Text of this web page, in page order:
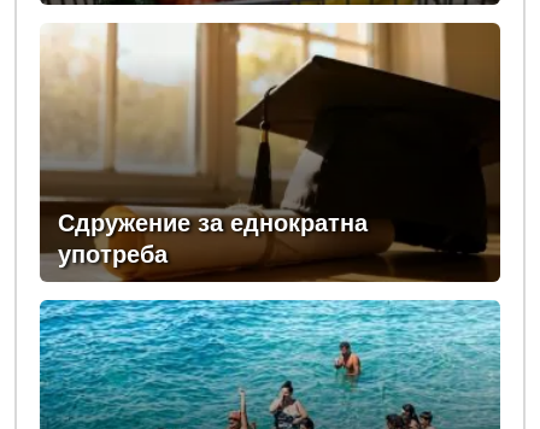
Сдружение за еднократна
употреба